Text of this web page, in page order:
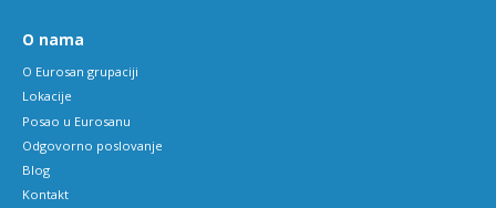
O nama
O Eurosan grupaciji
Lokacije
Posao u Eurosanu
Odgovorno poslovanje
Blog
Kontakt